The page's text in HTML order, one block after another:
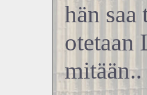
hän
otetaan
mitään..